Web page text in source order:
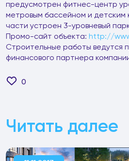
предусмотрен фитнес-центр
метровым бассейном и детским
части устроен 3-уровневый
Промо-сайт объекта: http://
Строительные работы ведутся
финансового партнера
0
Читать далее